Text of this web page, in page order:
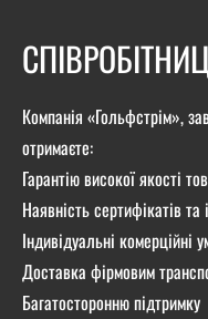
Компанія «Гольфстрім»,
отримаєте:
Гарантію високої якості
Наявність сертифікатів
Індивідуальні комерційні
Доставка фірмовим
Багатосторонню підтримку